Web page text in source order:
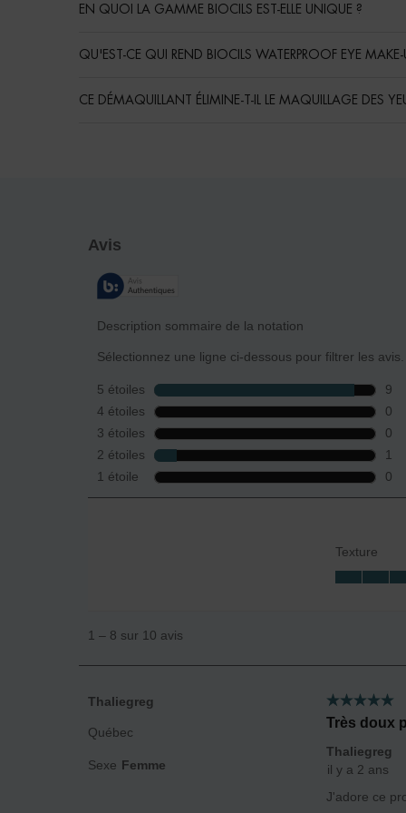
EN QUOI LA GAMME BIOCILS EST-ELLE UNIQUE ?
QU'EST-CE QUI REND BIOCILS WATERPROOF EYE MAKE-
CE DÉMAQUILLANT ÉLIMINE-T-IL LE MAQUILLAGE DES